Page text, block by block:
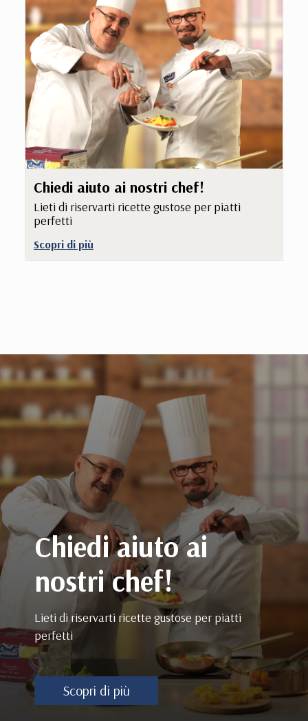
Chiedi aiuto ai nostri chef!
Lieti di riservarti ricette gustose per piatti
perfetti
Scopri di più
Chiedi aiuto ai
nostri chef!
Lieti di riservarti ricette gustose per piatti
perfetti
Scopri di più